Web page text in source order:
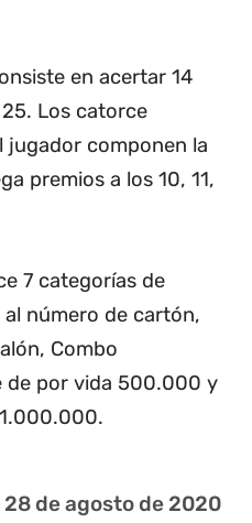
en acertar 14
Los catorce
jugador componen la
premios a los 10, 11,
7 categorías de
al número de cartón,
Combo
de por vida 500.000 y
de agosto de 2020